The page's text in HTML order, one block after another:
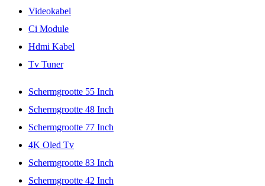
Videokabel
Ci Module
Hdmi Kabel
Tv Tuner
Schermgrootte 55 Inch
Schermgrootte 48 Inch
Schermgrootte 77 Inch
4K Oled Tv
Schermgrootte 83 Inch
Schermgrootte 42 Inch